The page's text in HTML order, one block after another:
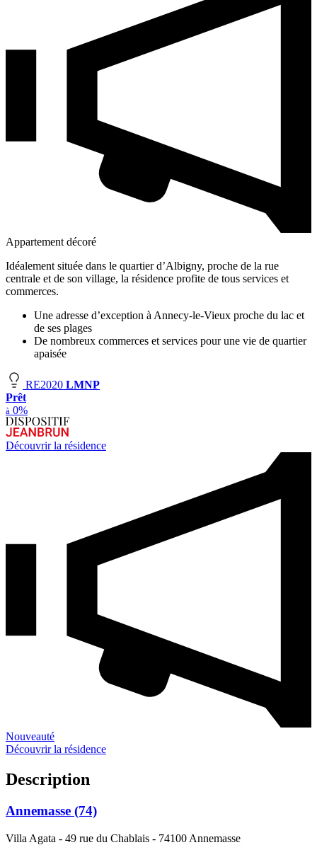
Appartement décoré
Idéalement située dans le quartier d’Albigny, proche de la rue
centrale et de son village, la résidence profite de tous services et
commerces.
Une adresse d’exception à Annecy-le-Vieux proche du lac et
de ses plages
De nombreux commerces et services pour une vie de quartier
apaisée
RE2020 LMNP
Prêt
à 0%
Découvrir la résidence
Nouveauté
Découvrir la résidence
Description
Annemasse (74)
Villa Agata - 49 rue du Chablais - 74100 Annemasse